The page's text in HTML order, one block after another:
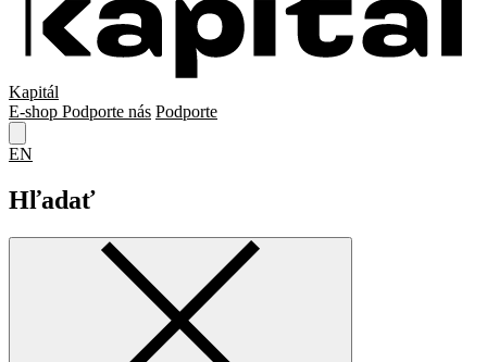
Kapitál
E-shop Podporte nás Podporte
EN
Hľadať